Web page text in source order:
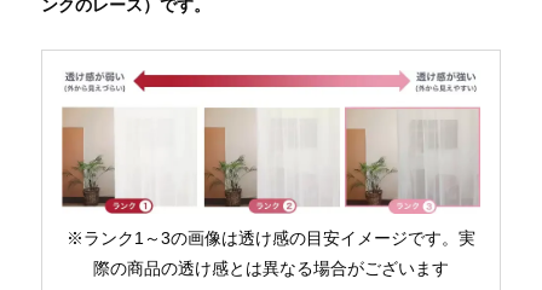
ンクのレース）です。
※ランク1～3の画像は透け感の目安イメージです。実
際の商品の透け感とは異なる場合がございます